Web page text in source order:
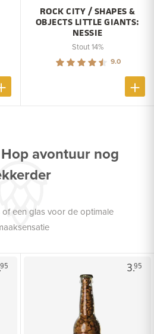
ROCK CITY / SHAPES &
OBJECTS LITTLE GIANTS:
NESSIE
Stout 14%
9.0
avontuur nog
of een glas voor de optimale
95 3.95